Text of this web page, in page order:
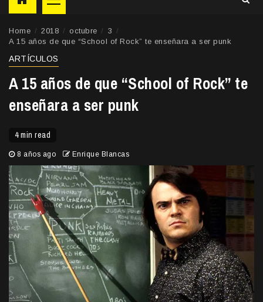
Primary
Menu
Home 2018 octubre
3
A 15 años de que “School of Rock” te enseñara a ser punk
ARTÍCULOS
A 15 años de que “School of Rock” te
enseñara a ser punk
4 min read
8 años ago Enrique Blancas